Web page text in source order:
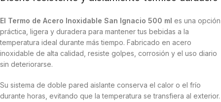
El Termo de Acero Inoxidable San Ignacio 500 ml es una opción
práctica, ligera y duradera para mantener tus bebidas a la
temperatura ideal durante más tiempo. Fabricado en acero
inoxidable de alta calidad, resiste golpes, corrosión y el uso diario
sin deteriorarse.
Su sistema de doble pared aislante conserva el calor o el frío
durante horas, evitando que la temperatura se transfiera al exterior.